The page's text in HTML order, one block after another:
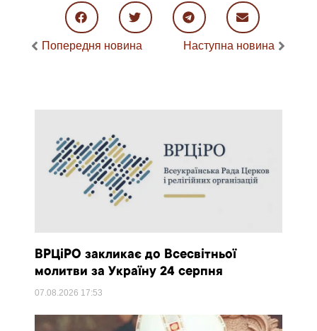
Попередня новина Наступна новина
ВРЦіРО закликає до Всесвітньої
молитви за Україну 24 серпня
07.08.2026 17:53